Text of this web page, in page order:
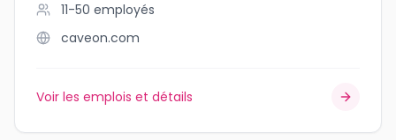
11-50 employés
caveon.com
Voir les emplois et détails